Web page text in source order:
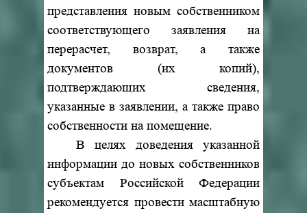
представления новым собственником
соответствующего заявления на
перерасчет, возврат, а также
документов (их копий),
подтверждающих сведения,
указанные в заявлении, а также право
собственности на помещение.
В целях доведения указанной
информации до новых собственников
субъектам Российской Федерации
рекомендуется провести масштабную